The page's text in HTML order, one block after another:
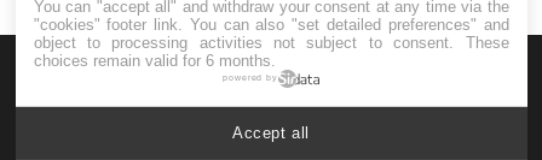
You can "accept all" and withdraw your consent at any time via the
"cookies" footer link . You can also "set detailed preferences" and
object to processing activities not subject to consent. These
choices remain valid for 6 months.
powered by
Accept all